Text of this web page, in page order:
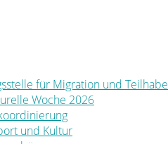
für Migration und Teilhabe
Woche 2026
und Kultur